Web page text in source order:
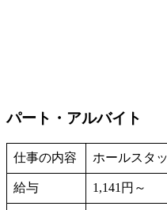
パート・アルバイト
仕事の内容 ホールスタ
給与 1,141円～